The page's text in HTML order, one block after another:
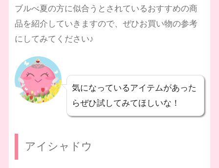
ブルべ夏の方に似合うとされているおすすめの商
品を紹介していきますので、ぜひお買い物の参考
にしてみてください♪
気になっているアイテムがあった
らぜひ試してみてほしいな！
アイシャドウ